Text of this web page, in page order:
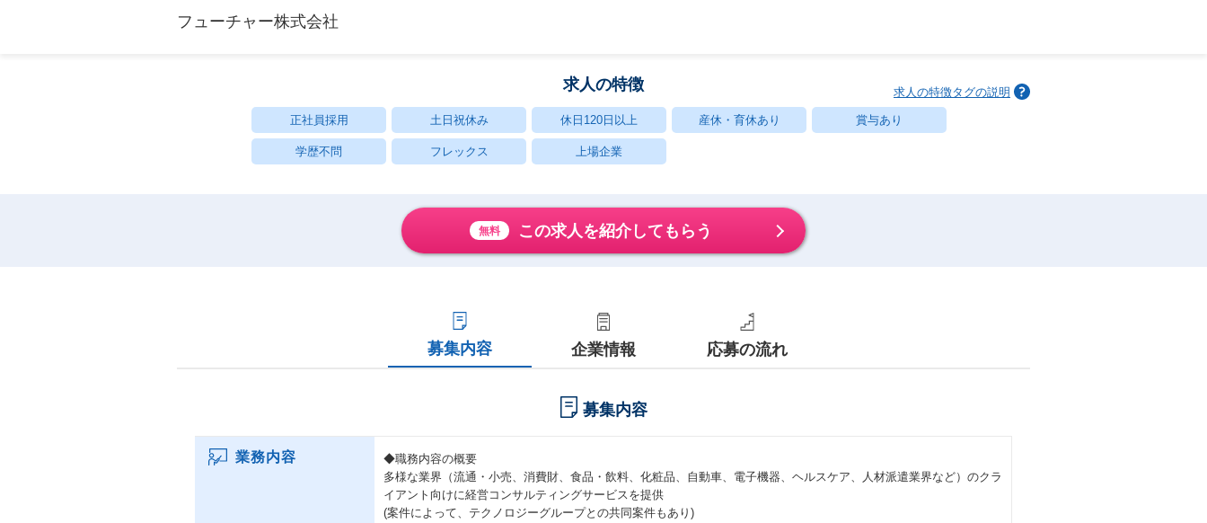
フューチャー株式会社
求人の特徴 求人の特徴タグの説明
正社員採用 土日祝休み 休日120日以上 産休・育休あり 賞与あり
学歴不問 フレックス 上場企業
無料 この求人を紹介してもらう
募集内容 企業情報 応募の流れ
募集内容
業務内容
◆職務内容の概要
多様な業界（流通・小売、消費財、食品・飲料、化粧品、自動車、電子機器、ヘルスケア、人材派遣業界など）のクラ
イアント向けに経営コンサルティングサービスを提供
(案件によって、テクノロジーグループとの共同案件もあり)